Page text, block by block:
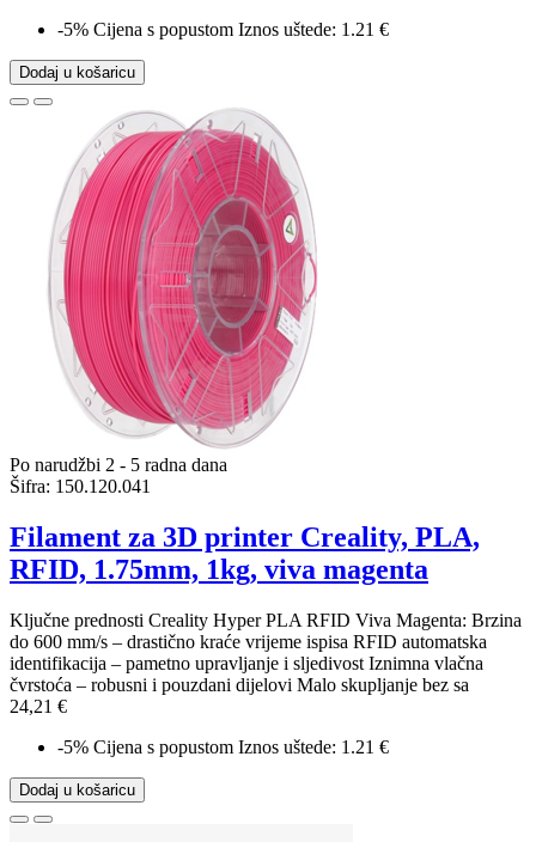
-5% Cijena s popustom Iznos uštede: 1.21 €
Dodaj u košaricu
Po narudžbi 2 - 5 radna dana
Šifra: 150.120.041
Filament za 3D printer Creality, PLA,
RFID, 1.75mm, 1kg, viva magenta
Ključne prednosti Creality Hyper PLA RFID Viva Magenta: Brzina
do 600 mm/s – drastično kraće vrijeme ispisa RFID automatska
identifikacija – pametno upravljanje i sljedivost Iznimna vlačna
čvrstoća – robusni i pouzdani dijelovi Malo skupljanje bez sa
24,21 €
-5% Cijena s popustom Iznos uštede: 1.21 €
Dodaj u košaricu